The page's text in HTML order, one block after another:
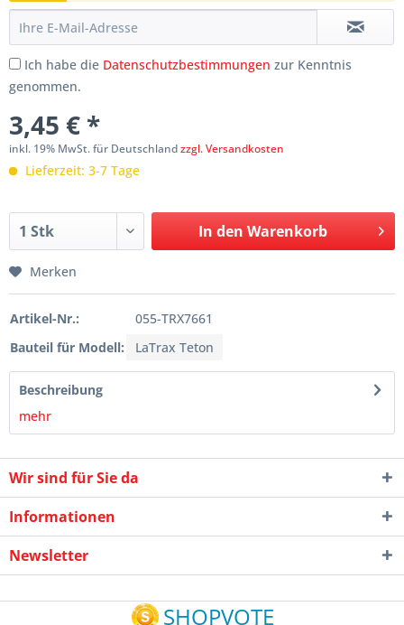
Ich habe die Datenschutzbestimmungen zur Kenntnis
genommen.
3,45 € *
inkl. 19% MwSt. für Deutschlandzzgl. Versandkosten
Lieferzeit: 3-7 Tage
In den Warenkorb
Merken
Artikel-Nr.:
055-TRX7661
Bauteil für Modell:
LaTrax Teton
Beschreibung
mehr
Wir sind für Sie da
Informationen
Newsletter